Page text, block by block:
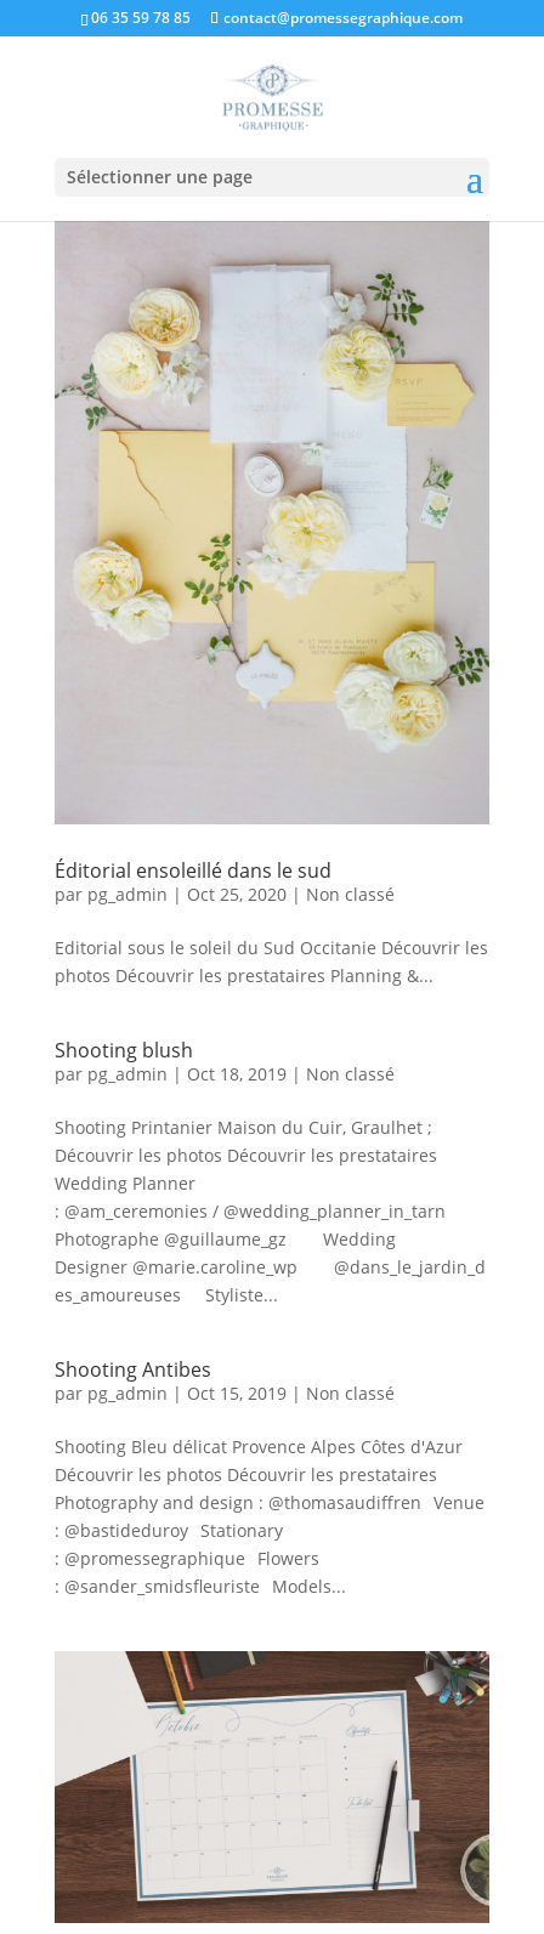
06 35 59 78 85 contact@promessegraphique.com
Sélectionner une page
Éditorial ensoleillé dans le sud
par pg_admin | Oct 25, 2020| Non classé
Editorial sous le soleil du Sud Occitanie Découvrir les
photos Découvrir les prestataires Planning &...
Shooting blush
par pg_admin | Oct 18, 2019| Non classé
Shooting Printanier Maison du Cuir, Graulhet ;
Découvrir les photos Découvrir les prestataires
Wedding Planner
: @am_ceremonies / @wedding_planner_in_tarn⠀⠀⠀
Photographe @guillaume_gz⠀⠀⠀Wedding
Designer @marie.caroline_wp⠀⠀⠀@dans_le_jardin_d
es_amoureuses⠀⠀Styliste...
Shooting Antibes
par pg_admin | Oct 15, 2019| Non classé
Shooting Bleu délicat Provence Alpes Côtes d'Azur
Découvrir les photos Découvrir les prestataires
Photography and design : @thomasaudiffren⁠⠀Venue
: @bastideduroy⁠⠀Stationary
: @promessegraphique⁠⠀Flowers
: @sander_smidsfleuriste⁠⠀Models...